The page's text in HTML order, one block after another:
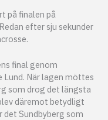
på finalen på
efter sju sekunder
final genom
När lagen möttes
som drog det längsta
däremot betydligt
det Sundbyberg som